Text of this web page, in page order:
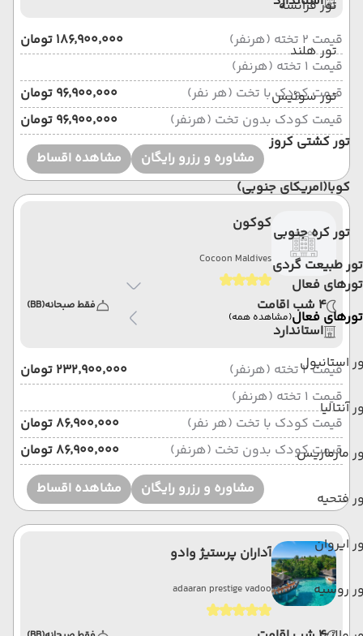
تور فرانسه
تور هلند
تور سوئیس
تور کشتی کروز
کوبا(امریکای جنوبی)
تور کره جنوبی
تور طبیعت گردی
تورهای فعال
تورهای فعال(مشاهده همه)
استانبول
آنتالیا
مارماریس
فتحیه
ایروان
روسیه
قیمت 2 تخته (هرنفر)
۱۸۶٬۹۰۰٬۰۰۰ تومان
قیمت 1 تخته (هرنفر)
قیمت کودک با تخت (هر نفر)
۹۶٬۹۰۰٬۰۰۰ تومان
قیمت کودک بدون تخت (هرنفر)
۹۶٬۹۰۰٬۰۰۰ تومان
مشاوره و رزرو رایگان
مشاهده اقساط
کوکون
Cocoon Maldives
4 شب اقامت فقط صبحانه(BB)
استاندارد
قیمت 2 تخته (هرنفر)
۲۳۲٬۹۰۰٬۰۰۰ تومان
قیمت 1 تخته (هرنفر)
قیمت کودک با تخت (هر نفر)
۸۶٬۹۰۰٬۰۰۰ تومان
قیمت کودک بدون تخت (هرنفر)
۸۶٬۹۰۰٬۰۰۰ تومان
مشاوره و رزرو رایگان
مشاهده اقساط
آداران پرستیژ وادو
adaaran prestige vadoo